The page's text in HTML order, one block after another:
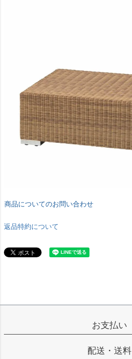
商品についてのお問い合わせ
返品特約について
お支払い
配送・送料